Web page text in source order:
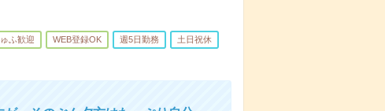
ふ歓迎 WEB登録OK 週5日勤務 土日祝休